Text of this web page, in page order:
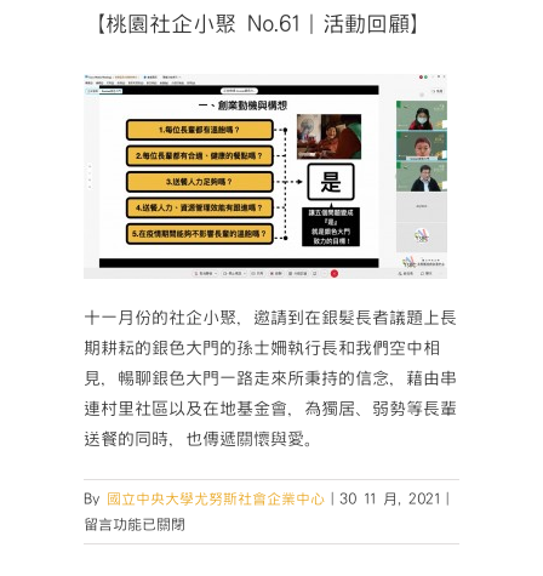
【桃園社企小聚 No.61｜活動回顧】
十一月份的社企小聚，邀請到在銀髮長者議題上長
期耕耘的銀色大門的孫士姍執行長和我們空中相
見，暢聊銀色大門一路走來所秉持的信念，藉由串
連村里社區以及在地基金會，為獨居、弱勢等長輩
送餐的同時，也傳遞關懷與愛。
By 國立中央大學尤努斯社會企業中心 30 11 月, 2021
園
留言功能已關閉